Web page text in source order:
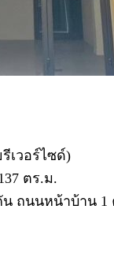
เวอร์ไซด์)
ตร.ม.
น ถนนหน้าบ้าน 1